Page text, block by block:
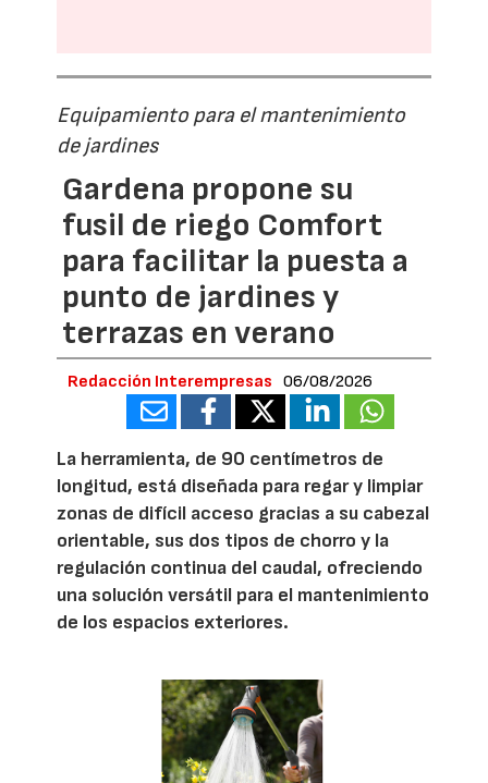
Equipamiento para el mantenimiento
de jardines
Gardena propone su
fusil de riego Comfort
para facilitar la puesta a
punto de jardines y
terrazas en verano
Redacción Interempresas 06/08/2026
La herramienta, de 90 centímetros de
longitud, está diseñada para regar y limpiar
zonas de difícil acceso gracias a su cabezal
orientable, sus dos tipos de chorro y la
regulación continua del caudal, ofreciendo
una solución versátil para el mantenimiento
de los espacios exteriores.